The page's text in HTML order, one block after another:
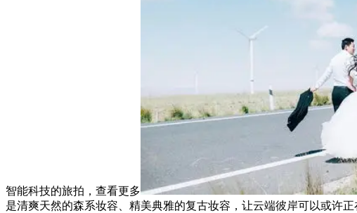
智能科技的旅拍，查看更多
是清爽天然的森系妆容、精美典雅的复古妆容，让云端彼岸可以或许